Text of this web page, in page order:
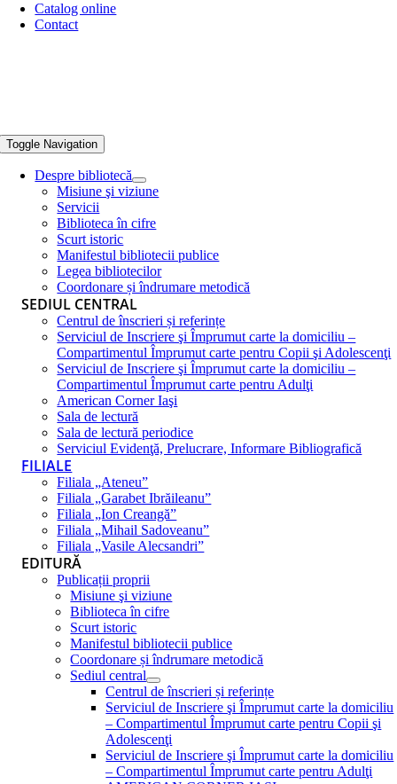
Catalog online
Contact
Toggle Navigation
Despre bibliotecă
Misiune şi viziune
Servicii
Biblioteca în cifre
Scurt istoric
Manifestul bibliotecii publice
Legea bibliotecilor
Coordonare și îndrumare metodică
SEDIUL CENTRAL
Centrul de înscrieri și referințe
Serviciul de Inscriere şi Împrumut carte la domiciliu –
Compartimentul Împrumut carte pentru Copii şi Adolescenţi
Serviciul de Inscriere şi Împrumut carte la domiciliu –
Compartimentul Împrumut carte pentru Adulţi
American Corner Iaşi
Sala de lectură
Sala de lectură periodice
Serviciul Evidenţă, Prelucrare, Informare Bibliografică
FILIALE
Filiala „Ateneu”
Filiala „Garabet Ibrăileanu”
Filiala „Ion Creangă”
Filiala „Mihail Sadoveanu”
Filiala „Vasile Alecsandri”
EDITURĂ
Publicații proprii
Misiune şi viziune
Biblioteca în cifre
Scurt istoric
Manifestul bibliotecii publice
Coordonare și îndrumare metodică
Sediul central
Centrul de înscrieri și referințe
Serviciul de Inscriere şi Împrumut carte la domiciliu
– Compartimentul Împrumut carte pentru Copii şi
Adolescenţi
Serviciul de Inscriere şi Împrumut carte la domiciliu
– Compartimentul Împrumut carte pentru Adulţi